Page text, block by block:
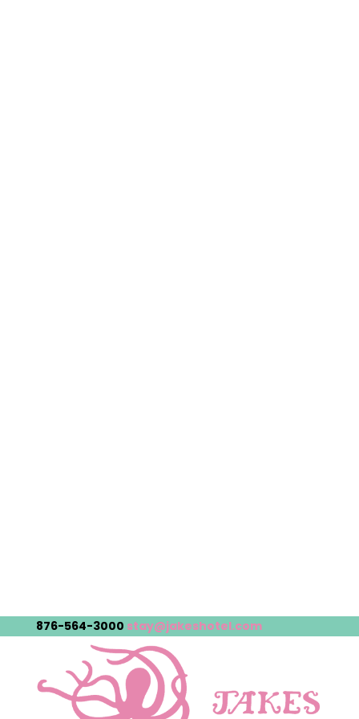
876-564-3000 stay@jakeshotel.com